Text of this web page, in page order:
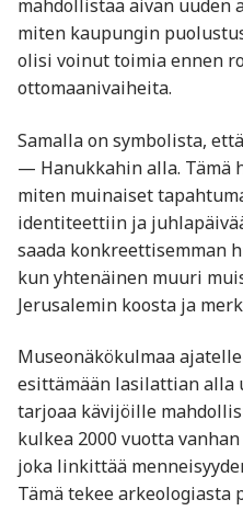
mahdollistaa aivan uuden
miten kaupungin
olisi voinut toimia ennen
ottomaanivaiheita.
Samalla on symbolista,
— Hanukkahin alla. Tämä
miten muinaiset
identiteettiin ja
saada konkreettisemman
kun yhtenäinen muuri
Jerusalemin koosta ja
Museonäkökulmaa
esittämään lasilattian alla
tarjoaa kävijöille
kulkea 2000 vuotta
joka linkittää
Tämä tekee